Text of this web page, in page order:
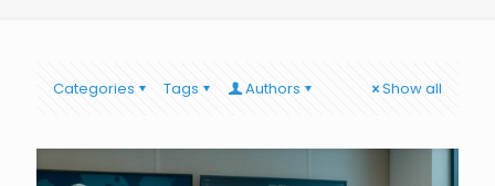
Categories Tags Authors Show all